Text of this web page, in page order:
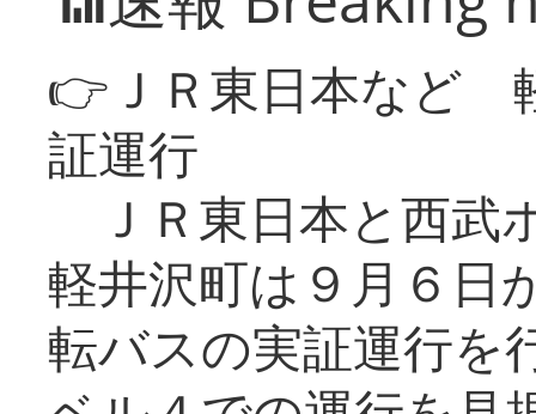
👉ＪＲ東日本など
証運行
ＪＲ東日本と西武
軽井沢町は９月６日
転バスの実証運行を